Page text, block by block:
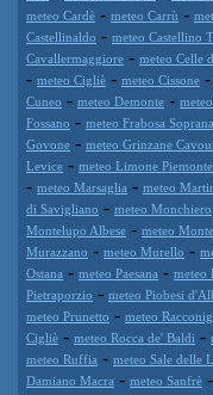
meteo Cardè - meteo Carrù -
Castellinaldo - meteo Castellino
Cavallermaggiore - meteo Celle
- meteo Cigliè - meteo Cissone -
Cuneo - meteo Demonte -
Fossano - meteo Frabosa Soprana
Govone - meteo Grinzane
Levice - meteo Limone Piemonte
- meteo Marsaglia - meteo
di Savigliano - meteo Monchiero
Montelupo Albese - meteo
Murazzano - meteo Murello -
Ostana - meteo Paesana - meteo
Pietraporzio - meteo Piobesi
meteo Prunetto - meteo
Cigliè - meteo Rocca de' Baldi -
meteo Ruffia - meteo Sale delle
Damiano Macra - meteo Sanfrè -